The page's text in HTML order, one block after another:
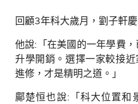
回顧3年科大歲月，劉子軒
他說: 「在美國的一年學費
升學開銷。選擇一家較接
進修，才是精明之道。」
鄺楚恒也說: 「科大位置